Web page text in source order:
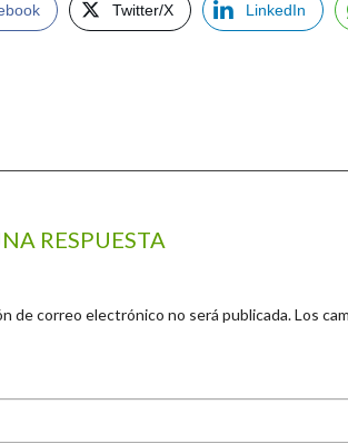
Twitter/X LinkedIn
RESPUESTA
de correo electrónico no será publicada.Los